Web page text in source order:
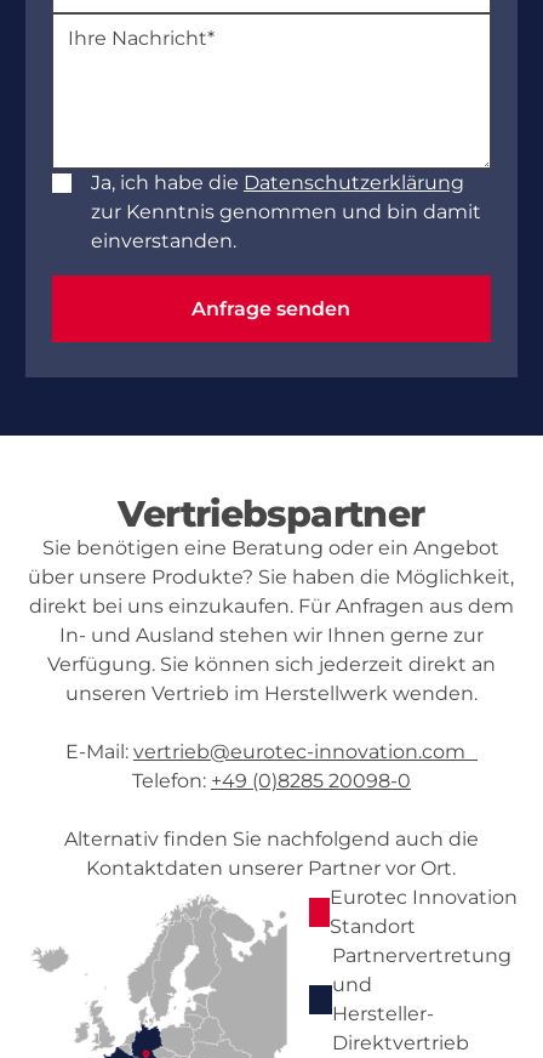
Ja, ich habe die Datenschutzerklärung
zur Kenntnis genommen und bin damit
einverstanden.
Anfrage senden
Anfrage senden
Vertriebspartner
Sie benötigen eine Beratung oder ein Angebot
über unsere Produkte? Sie haben die Möglichkeit,
direkt bei uns einzukaufen. Für Anfragen aus dem
In- und Ausland stehen wir Ihnen gerne zur
Verfügung. Sie können sich jederzeit direkt an
unseren Vertrieb im Herstellwerk wenden.
E-Mail: vertrieb@eurotec-innovation.com
Telefon: +49 (0)8285 20098-0
Alternativ finden Sie nachfolgend auch die
Kontaktdaten unserer Partner vor Ort.
Eurotec Innovation
Standort
Partnervertretung
und
Hersteller-
Direktvertrieb